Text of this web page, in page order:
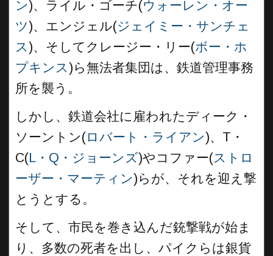
ン)、ライル・ゴーチ(ウォーレン・オー
ツ)、エンジェル(ジェイミー・サンチェ
ス)、そしてクレージー・リー(ボー・ホ
プキンス)ら無法者集団は、鉄道管理事務
所を襲う。
しかし、鉄道会社に雇われたディーク・
ソーントン(ロバート・ライアン)、T・
C(L・Q・ジョーンズ)やコファー(ストロ
ーザー・マーティン)らが、それを迎え撃
とうとする。
そして、市民を巻き込んだ銃撃戦が始ま
り、多数の死者を出し、パイクらは銀貨